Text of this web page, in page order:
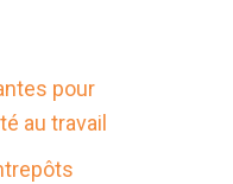
pour
au travail